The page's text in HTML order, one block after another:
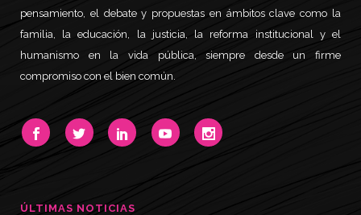
pensamiento, el debate y propuestas en ámbitos clave como la
familia, la educación, la justicia, la reforma institucional y el
humanismo en la vida pública, siempre desde un firme
compromiso con el bien común.
ÚLTIMAS NOTICIAS